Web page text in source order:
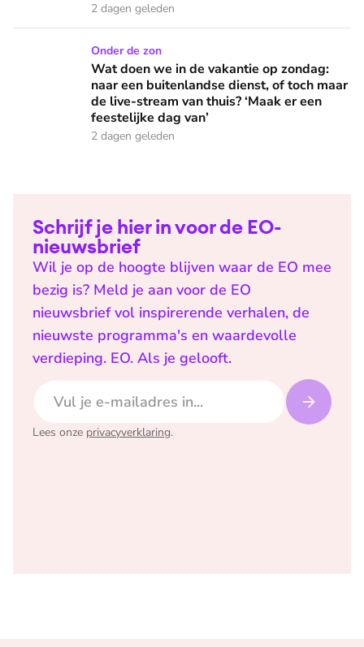
2 dagen geleden
Wat doen we in de vakantie op zondag: naar een
Onder de zon
Wat doen we in de vakantie op zondag:
naar een buitenlandse dienst, of toch maar
de live-stream van thuis? ‘Maak er een
feestelijke dag van’
2 dagen geleden
Schrijf je hier in voor de EO-
nieuwsbrief
Wil je op de hoogte blijven waar de EO mee
bezig is? Meld je aan voor de EO
nieuwsbrief vol inspirerende verhalen, de
nieuwste programma's en waardevolle
verdieping. EO. Als je gelooft.
Lees onze privacyverklaring.